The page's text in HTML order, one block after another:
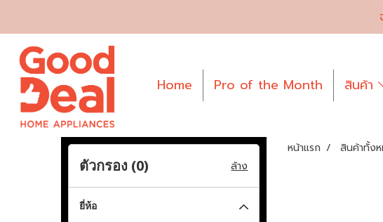
Home Pro of the Month สินค้า
หน้าแรก สินค้าทั้ง
ตัวกรอง (0) ล้าง
ยี่ห้อ